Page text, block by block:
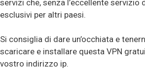
servizi che, senza l’eccellente servizio
esclusivi per altri paesi.
Si consiglia di dare un’occhiata e
scaricare e installare questa VPN
vostro indirizzo ip.